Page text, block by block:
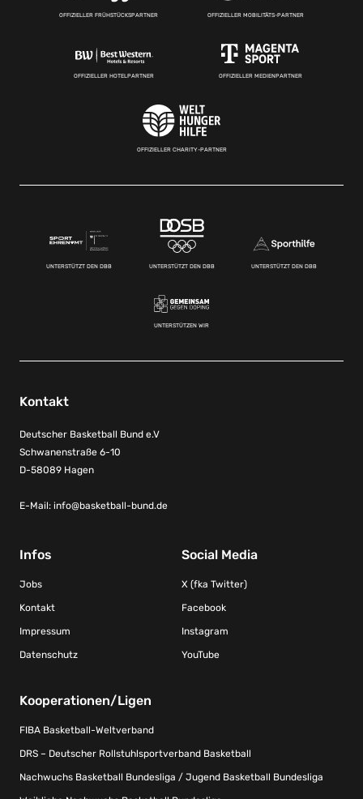
OFFIZIELLER FRÜHSTÜCKSPARTNER OFFIZIELLER MOBILITÄTS-PARTNER
OFFIZIELLER HOTELPARTNER OFFIZIELLER MEDIENPARTNER
OFFIZIELLER CHARITY-PARTNER
UNTERSTÜTZT DEN DBB UNTERSTÜTZT DEN DBB UNTERSTÜTZT DEN DBB
UNTERSTÜTZEN WIR
Kontakt
Deutscher Basketball Bund e.V
Schwanenstraße 6-10
D-58089 Hagen
E-Mail: info@basketball-bund.de
Infos
Jobs
Kontakt
Impressum
Datenschutz
Social Media
X (fka Twitter)
Facebook
Instagram
YouTube
Kooperationen/Ligen
FIBA Basketball-Weltverband
DRS – Deutscher Rollstuhlsportverband Basketball
Nachwuchs Basketball Bundesliga / Jugend Basketball Bundesliga